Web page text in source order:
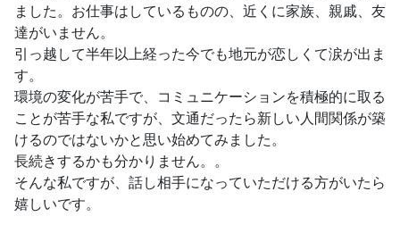
ました。お仕事はしているものの、近くに家族、親戚、友
達がいません。
引っ越して半年以上経った今でも地元が恋しくて涙が出ま
す。
環境の変化が苦手で、コミュニケーションを積極的に取る
ことが苦手な私ですが、文通だったら新しい人間関係が築
けるのではないかと思い始めてみました。
長続きするかも分かりません。。
そんな私ですが、話し相手になっていただける方がいたら
嬉しいです。